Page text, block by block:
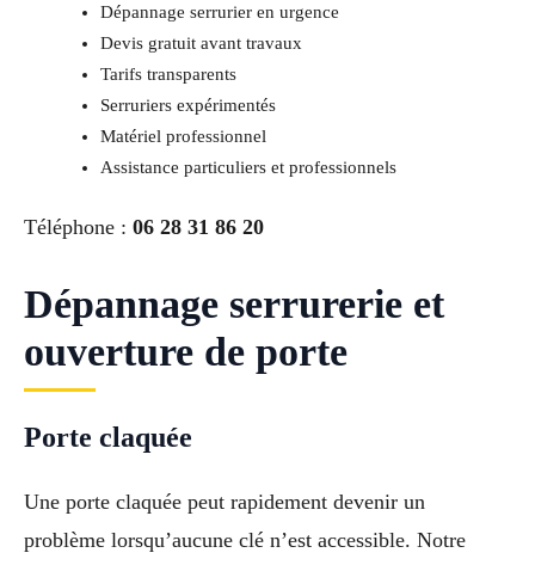
Dépannage serrurier en urgence
Devis gratuit avant travaux
Tarifs transparents
Serruriers expérimentés
Matériel professionnel
Assistance particuliers et professionnels
Téléphone : 06 28 31 86 20
Dépannage serrurerie et
ouverture de porte
Porte claquée
Une porte claquée peut rapidement devenir un
problème lorsqu’aucune clé n’est accessible. Notre